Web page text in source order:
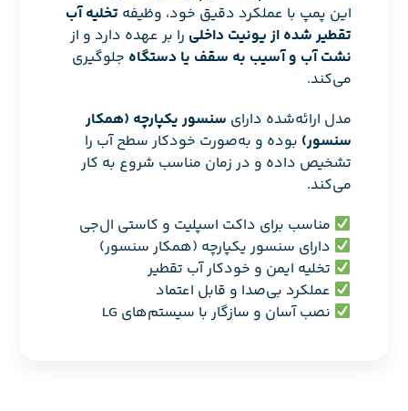
این پمپ با عملکرد دقیق خود، وظیفه تخلیه آب
تقطیر شده از یونیت داخلی را بر عهده دارد و از
نشت آب و آسیب به سقف یا دستگاه جلوگیری
می‌کند.
مدل ارائه‌شده دارای سنسور یکپارچه (همکار
سنسور) بوده و به‌صورت خودکار سطح آب را
تشخیص داده و در زمان مناسب شروع به کار
می‌کند.
مناسب برای داکت اسپلیت و کاستی ال‌جی
دارای سنسور یکپارچه (همکار سنسور)
تخلیه ایمن و خودکار آب تقطیر
عملکرد بی‌صدا و قابل اعتماد
نصب آسان و سازگار با سیستم‌های LG